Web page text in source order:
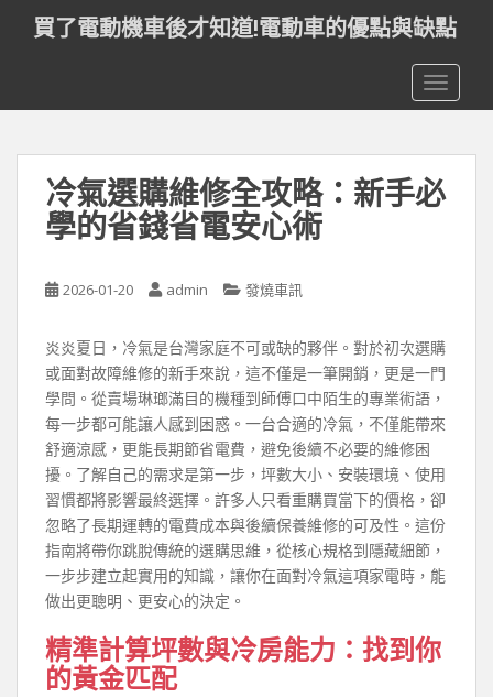
t
買了電動機車後才知道!電動車的優點與缺點
冷氣選購維修全攻略：新手必
學的省錢省電安心術
2026-01-20 admin 發燒車訊
炎炎夏日，冷氣是台灣家庭不可或缺的夥伴。對於初次選購
或面對故障維修的新手來說，這不僅是一筆開銷，更是一門
學問。從賣場琳瑯滿目的機種到師傅口中陌生的專業術語，
每一步都可能讓人感到困惑。一台合適的冷氣，不僅能帶來
舒適涼感，更能長期節省電費，避免後續不必要的維修困
擾。了解自己的需求是第一步，坪數大小、安裝環境、使用
習慣都將影響最終選擇。許多人只看重購買當下的價格，卻
忽略了長期運轉的電費成本與後續保養維修的可及性。這份
指南將帶你跳脫傳統的選購思維，從核心規格到隱藏細節，
一步步建立起實用的知識，讓你在面對冷氣這項家電時，能
做出更聰明、更安心的決定。
精準計算坪數與冷房能力：找到你
的黃金匹配